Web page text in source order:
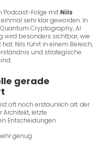
Podcast-Folge mit Nils
sehr klar geworden. In
Cryptography, AI
wird besonders sichtbar, wie
Nils führt in einem Bereich,
und strategische
gerade
oft noch erstaunlich alt: der
letzte
Entscheidungen.
genug.